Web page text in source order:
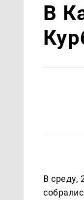
В
В среду,